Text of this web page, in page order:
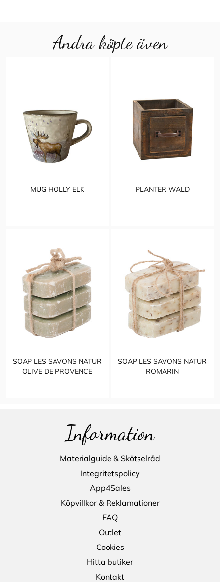
Andra köpte även
MUG HOLLY ELK PLANTER WALD
SOAP LES SAVONS NATUR
OLIVE DE PROVENCE
SOAP LES SAVONS NATUR
ROMARIN
Information
Materialguide & Skötselråd
Integritetspolicy
App4Sales
Köpvillkor & Reklamationer
FAQ
Outlet
Cookies
Hitta butiker
Kontakt